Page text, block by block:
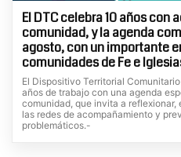
El DTC celebra 10 años
comunidad, y la agenda
agosto, con un importante
comunidades de Fe e
El Dispositivo Territorial
años de trabajo con una agenda
comunidad, que invita a
las redes de acompañamiento y
problemáticos.-